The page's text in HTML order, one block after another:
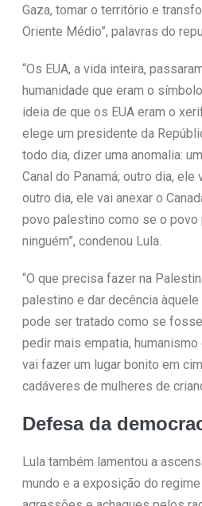
Gaza, tomar o território e
Oriente Médio”, palavras do
“Os EUA, a vida inteira,
humanidade que eram o
ideia de que os EUA eram o
elege um presidente da
todo dia, dizer uma anomalia:
Canal do Panamá; outro dia, ele
outro dia, ele vai anexar o
povo palestino como se o
ninguém”, condenou Lula.
“O que precisa fazer na
palestino e dar decência
pode ser tratado como se
pedir mais empatia, humanismo
vai fazer um lugar bonito em
cadáveres de mulheres de
Defesa da
Lula também lamentou a
mundo e a exposição do